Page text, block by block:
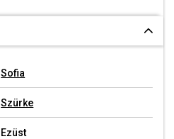
Sofia
Szürke
Ezüst